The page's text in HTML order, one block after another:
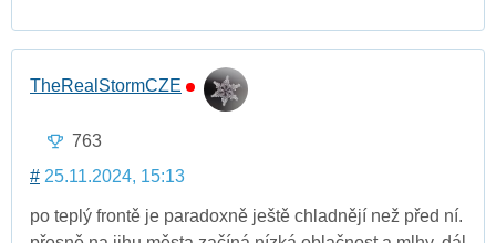
TheRealStormCZE
763
# 25.11.2024, 15:13
po teplý frontě je paradoxně ještě chladnějí než před ní.